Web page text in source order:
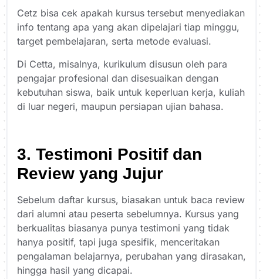
Cetz bisa cek apakah kursus tersebut menyediakan
info tentang apa yang akan dipelajari tiap minggu,
target pembelajaran, serta metode evaluasi.
Di Cetta, misalnya, kurikulum disusun oleh para
pengajar profesional dan disesuaikan dengan
kebutuhan siswa, baik untuk keperluan kerja, kuliah
di luar negeri, maupun persiapan ujian bahasa.
3. Testimoni Positif dan
Review yang Jujur
Sebelum daftar kursus, biasakan untuk baca review
dari alumni atau peserta sebelumnya. Kursus yang
berkualitas biasanya punya testimoni yang tidak
hanya positif, tapi juga spesifik, menceritakan
pengalaman belajarnya, perubahan yang dirasakan,
hingga hasil yang dicapai.